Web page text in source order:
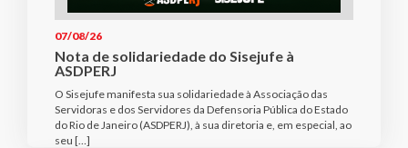
07/08/26
Nota de solidariedade do Sisejufe à
ASDPERJ
O Sisejufe manifesta sua solidariedade à Associação das
Servidoras e dos Servidores da Defensoria Pública do Estado
do Rio de Janeiro (ASDPERJ), à sua diretoria e, em especial, ao
seu […]